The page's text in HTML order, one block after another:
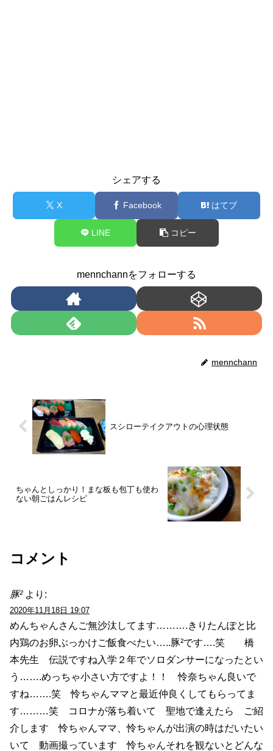
シェアする
X Facebook はてブ
LINE コピー
mennchannをフォローする
mennchann
スシローテイクアウトの心理状態
ちゃんとしっかり！まな板も包丁も使わ
ない朝ごはんレシピ
コメント
豚² より:
2020年11月18日 19:07
めんちゃんさんご無沙汰してます……….きりたんぽと比
内鶏のお卵ぶっかけご飯食べたい…..豚²です….笑 橋
本先生 伝説ですね入学２年でソロダンサーになったとい
う…….めっちゃ小さい方ですよ！！ 怜奈ちゃん良いで
すね…….笑 怜ちゃんママと最近仲良くしてもらってま
す………笑 コロナが落ち着いて 聖地で逢えたら ご紹
介します 怜ちゃんママ、怜ちゃんが出演の時はだいたい
いて 動画撮っています 怜ちゃんそれを観ないとどんな